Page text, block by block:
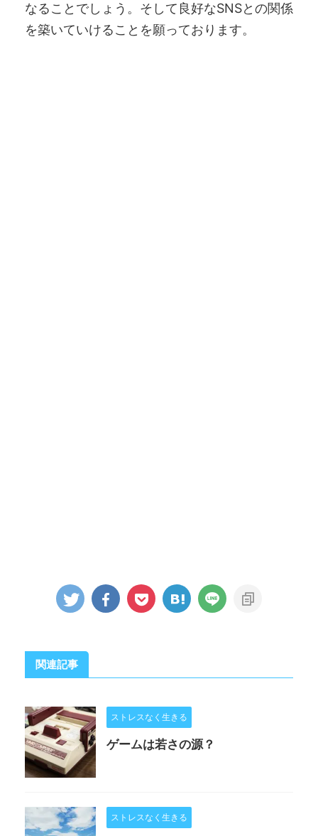
なることでしょう。そして良好なSNSとの関係
を築いていけることを願っております。
関連記事
ストレスなく生きる
ゲームは若さの源？
ストレスなく生きる